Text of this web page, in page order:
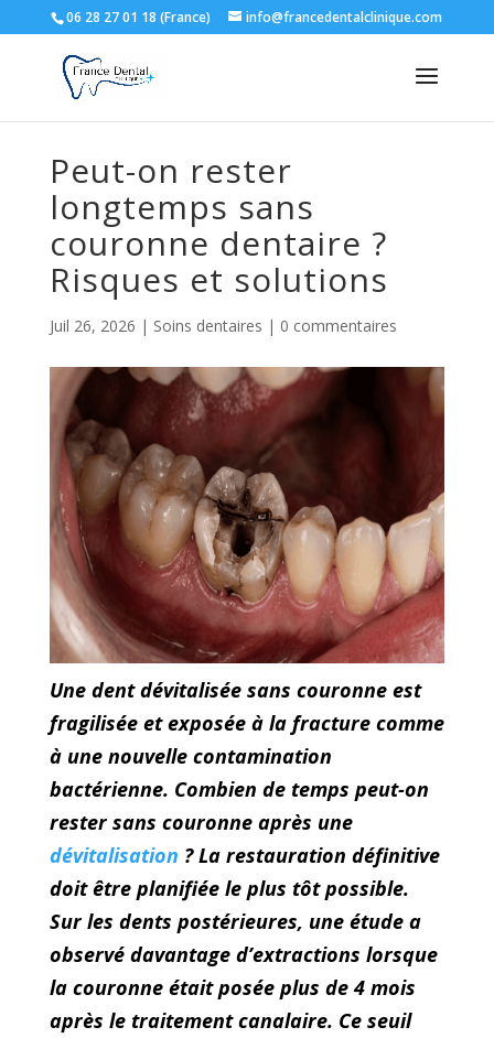
06 28 27 01 18 (France) info@francedentalclinique.com
Peut-on rester
longtemps sans
couronne dentaire ?
Risques et solutions
Juil 26, 2026 | Soins dentaires | 0 commentaires
Une dent dévitalisée sans couronne est
fragilisée et exposée à la fracture comme
à une nouvelle contamination
bactérienne. Combien de temps peut-on
rester sans couronne après une
dévitalisation ?La restauration définitive
doit être planifiée le plus tôt possible.
Sur les dents postérieures, une étude a
observé davantage d’extractions lorsque
la couronne était posée plus de 4 mois
après le traitement canalaire. Ce seuil